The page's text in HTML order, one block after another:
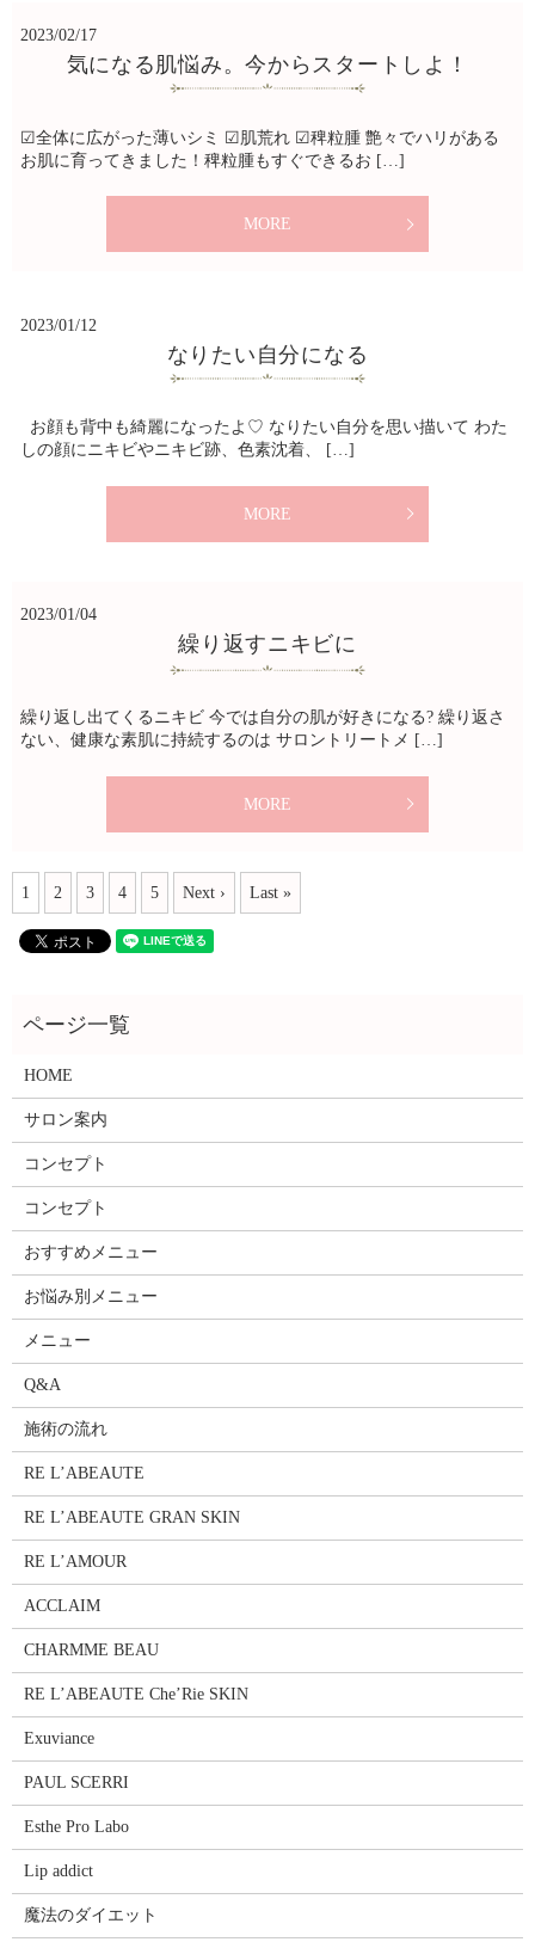
2023/02/17
気になる肌悩み。今からスタートしよ！
☑︎全体に広がった薄いシミ ☑︎肌荒れ ☑︎稗粒腫 艶々でハリがある
お肌に育ってきました！稗粒腫もすぐできるお […]
MORE
2023/01/12
なりたい自分になる
お顔も背中も綺麗になったよ♡ なりたい自分を思い描いて わた
しの顔にニキビやニキビ跡、色素沈着、 […]
MORE
2023/01/04
繰り返すニキビに
繰り返し出てくるニキビ 今では自分の肌が好きになる? 繰り返さ
ない、健康な素肌に持続するのは サロントリートメ […]
MORE
1 2 3 4 5 Next › Last »
HOME
サロン案内
コンセプト
コンセプト
おすすめメニュー
お悩み別メニュー
メニュー
Q&A
施術の流れ
RE L’ABEAUTE
RE L’ABEAUTE GRAN SKIN
RE L’AMOUR
ACCLAIM
CHARMME BEAU
RE L’ABEAUTE Che’Rie SKIN
Exuviance
PAUL SCERRI
Esthe Pro Labo
Lip addict
魔法のダイエット